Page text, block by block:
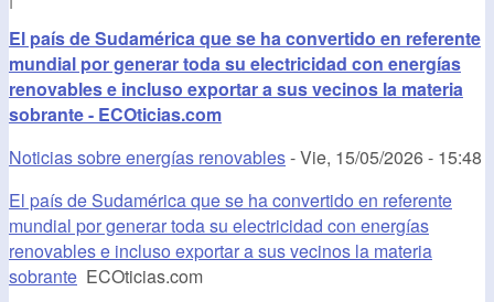
El país de Sudamérica que se ha convertido en referente
mundial por generar toda su electricidad con energías
renovables e incluso exportar a sus vecinos la materia
sobrante - ECOticias.com
Noticias sobre energías renovables-Vie, 15/05/2026 - 15:48
El país de Sudamérica que se ha convertido en referente
mundial por generar toda su electricidad con energías
renovables e incluso exportar a sus vecinos la materia
sobrante ECOticias.com